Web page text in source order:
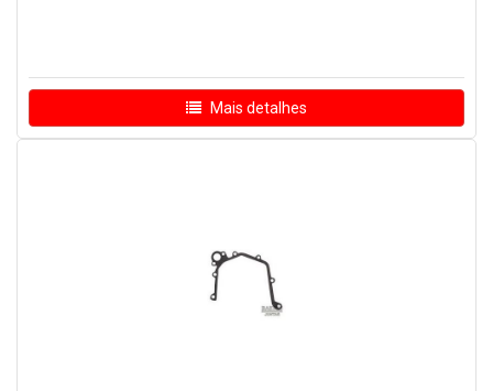
Mais detalhes